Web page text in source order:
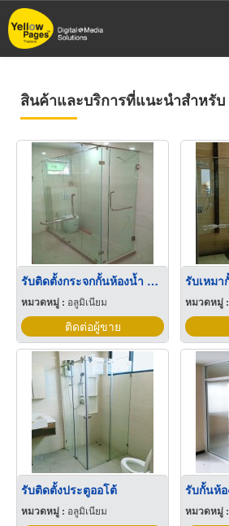
ข้าม
ไป
สินค้าและบริการที่แนะนำสำหรับ
รับติดตั้งกระจกกั้นห้องน้ำ กระจกชาวเวอร์
หมวดหมู่ : อลูมิเนียม
ติดต่อผู้ขาย
หมวดหมู่ :
รับติดตั้งประตูออโต้
หมวดหมู่ : อลูมิเนียม หมวดหมู่ :